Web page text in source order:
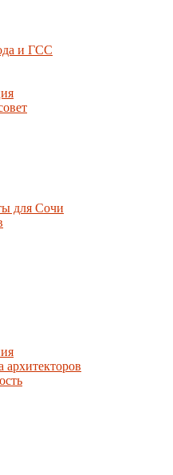
и ГСС
для Сочи
архитекторов